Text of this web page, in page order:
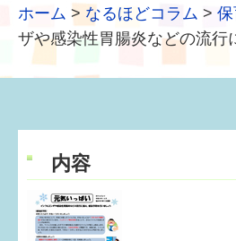
ホーム > なるほどコラム > 保
ザや感染性胃腸炎などの流行
内容
子どもを育てよう
届出・手当・助成
健診・予防接種
仲間づくり・遊び場